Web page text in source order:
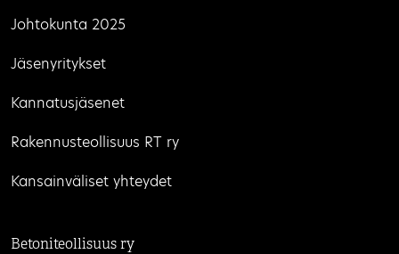
Johtokunta 2025
Jäsenyritykset
Kannatusjäsenet
Rakennusteollisuus RT ry
Kansainväliset yhteydet
Betoniteollisuus ry